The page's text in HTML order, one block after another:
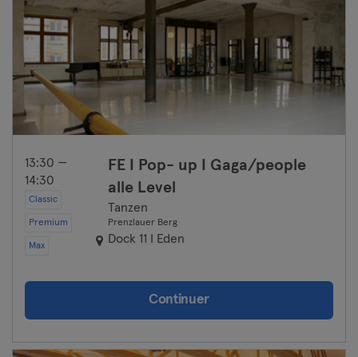
13:30 —
14:30
Classic
Premium
Max
FE I Pop- up I Gaga/people
alle Level
Tanzen
Prenzlauer Berg
Dock 11 I Eden
Continuer